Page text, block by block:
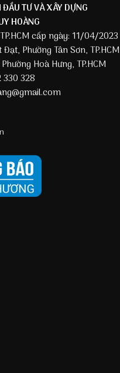
TƯ VÀ XÂY DỰNG
HOÀNG
cấp ngày: 11/04/2023
Phường Tân Sơn, TP.HCM
Hoà Hưng, TP.HCM
328